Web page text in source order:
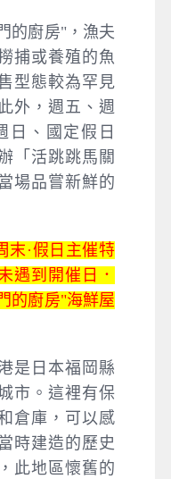
的廚房"，漁夫
捕或養殖的魚
型態較為罕見
外，週五、週
日、國定假日
「活跳跳馬關
場品嘗新鮮的
末·假日主催特
遇到開催日．
的廚房"海鮮屋
是日本福岡縣
市。這裡有保
倉庫，可以感
時建造的歷史
此地區懷舊的